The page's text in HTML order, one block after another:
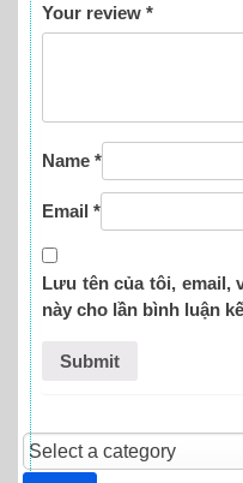
Your review *
Name *
Email *
Lưu tên của tôi, email,
này cho lần bình luận
Select
a